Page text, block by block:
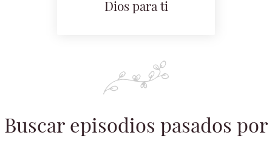
Dios para ti
Buscar episodios pasados por